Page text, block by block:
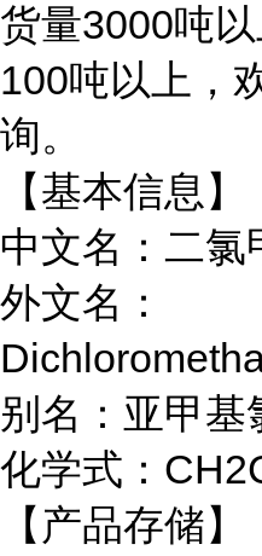
货量3000吨
100吨以上，
询。
【基本信息】
中文名：二氯
外文名：
别名：亚甲基
化学式：
【产品存储】